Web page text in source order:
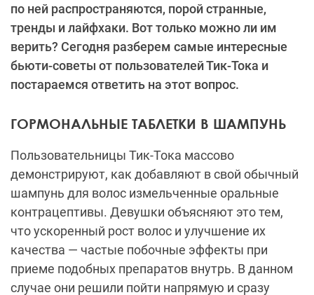
по ней распространяются, порой странные,
тренды и лайфхаки. Вот только можно ли им
верить? Сегодня разберем самые интересные
бьюти-советы от пользователей Тик-Тока и
постараемся ответить на этот вопрос.
ГОРМОНАЛЬНЫЕ ТАБЛЕТКИ В ШАМПУНЬ
Пользовательницы Тик-Тока массово
демонстрируют, как добавляют в свой обычный
шампунь для волос измельченные оральные
контрацептивы. Девушки объясняют это тем,
что ускоренный рост волос и улучшение их
качества — частые побочные эффекты при
приеме подобных препаратов внутрь. В данном
случае они решили пойти напрямую и сразу